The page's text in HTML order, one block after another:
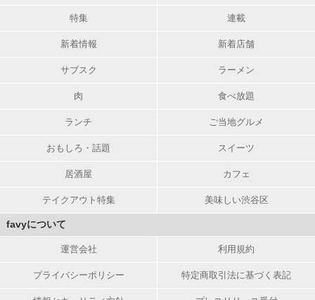
特集 連載
新着情報 新着店舗
サブスク ラーメン
肉 食べ放題
ランチ ご当地グルメ
おもしろ・話題 スイーツ
居酒屋 カフェ
テイクアウト特集 美味しい渋谷区
favyについて
運営会社 利用規約
プライバシーポリシー 特定商取引法に基づく表記